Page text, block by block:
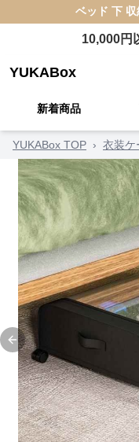
ベッド 下 収
10,000円
YUKABox
新着商品
YUKABox TOP › 衣装ケ
Previous slide